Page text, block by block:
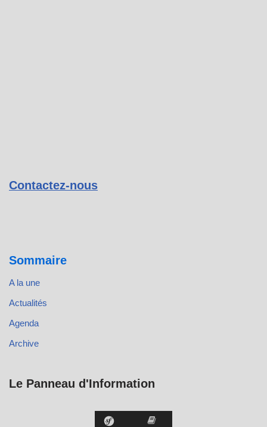
Contactez-nous
Sommaire
A la une
Actualités
Agenda
Archive
Le Panneau d'Information